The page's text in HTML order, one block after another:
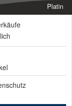
Platin